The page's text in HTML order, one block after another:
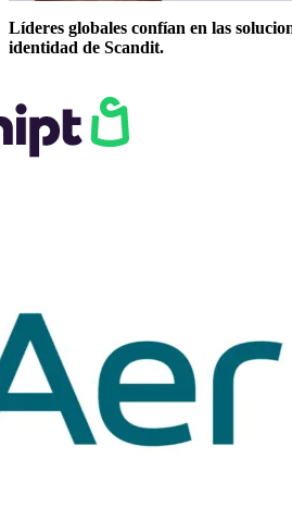
Líderes globales confían en las
identidad de Scandit.